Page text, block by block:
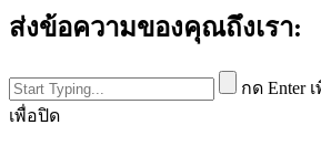
ส่งข้อความของคุณถึงเรา:
กด Enter
เพื่อปิด